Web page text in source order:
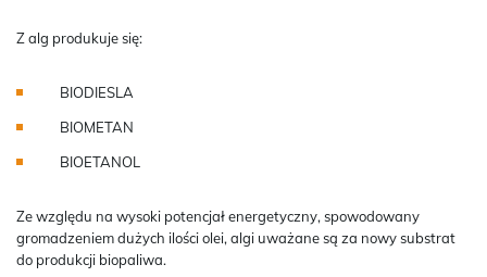
Z alg produkuje się:
BIODIESLA
BIOMETAN
BIOETANOL
Ze względu na wysoki potencjał energetyczny, spowodowany
gromadzeniem dużych ilości olei, algi uważane są za nowy substrat
do produkcji biopaliwa.